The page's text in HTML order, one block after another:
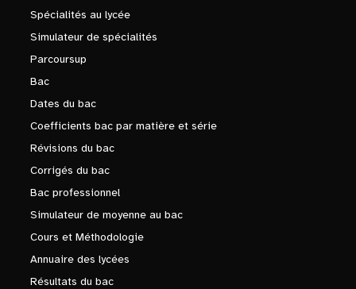
Spécialités au lycée
Simulateur de spécialités
Parcoursup
Bac
Dates du bac
Coefficients bac par matière et série
Révisions du bac
Corrigés du bac
Bac professionnel
Simulateur de moyenne au bac
Cours et Méthodologie
Annuaire des lycées
Résultats du bac